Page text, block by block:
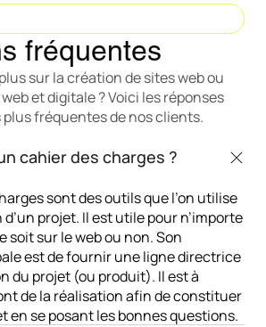
fréquentes
sur la création de sites web ou
et digitale ? Voici les réponses
fréquentes de nos clients.
cahier des charges ?
sont des outils que l’on utilise
projet. Il est utile pour n’importe
soit sur le web ou non. Son
est de fournir une ligne directrice
du projet (ou produit). Il est à
de la réalisation afin de constituer
en se posant les bonnes questions.